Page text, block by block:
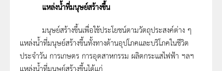
แหล่งน้ำที่มนุษย์สร้างขึ้น
มนุษย์สร้างขึ้นเพื่อใช้ประโยชน์ตามวัตถุประสงค์ต่าง ๆ
แหล่งน้ำที่มนุษย์สร้างขึ้นทั้งทางด้านอุปโภคและบริโภคในชีวิต
ประจำวัน การเกษตร การอุตสาหกรรม ผลิตกระแสไฟฟ้า ฯลฯ
แหล่งน้ำที่มนุษย์สร้างขึ้นได้แก่